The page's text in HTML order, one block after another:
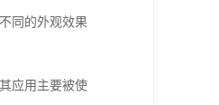
同的外观效果
应用主要被使